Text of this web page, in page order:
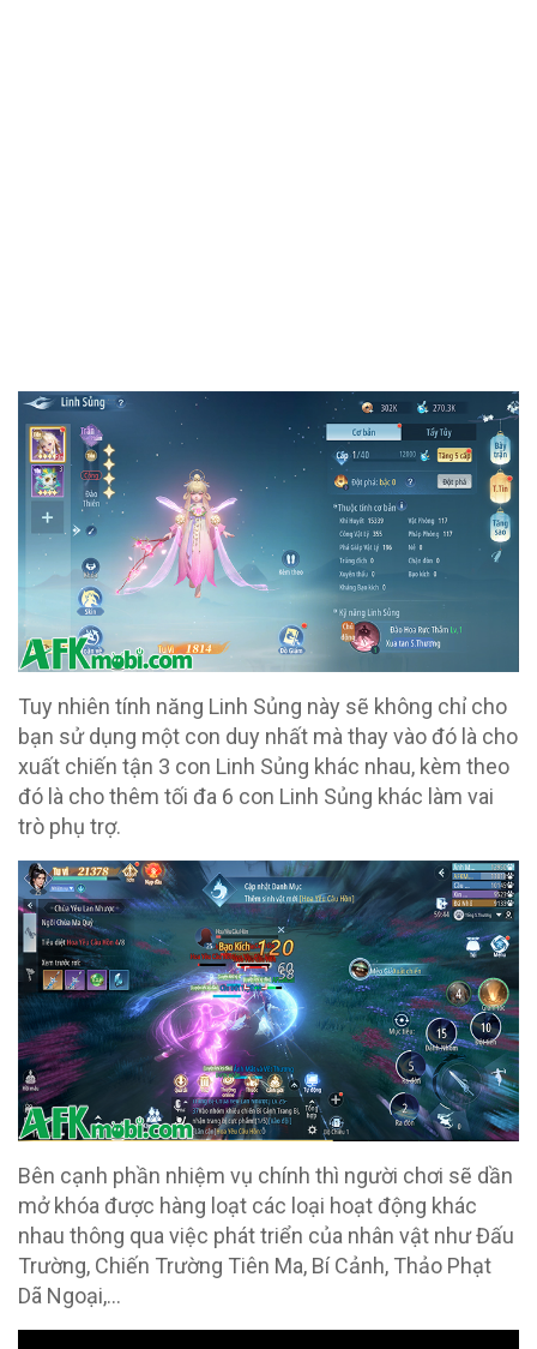
Tuy nhiên tính năng Linh Sủng này sẽ không chỉ cho
bạn sử dụng một con duy nhất mà thay vào đó là cho
xuất chiến tận 3 con Linh Sủng khác nhau, kèm theo
đó là cho thêm tối đa 6 con Linh Sủng khác làm vai
trò phụ trợ.
Bên cạnh phần nhiệm vụ chính thì người chơi sẽ dần
mở khóa được hàng loạt các loại hoạt động khác
nhau thông qua việc phát triển của nhân vật như Đấu
Trường, Chiến Trường Tiên Ma, Bí Cảnh, Thảo Phạt
Dã Ngoại,…